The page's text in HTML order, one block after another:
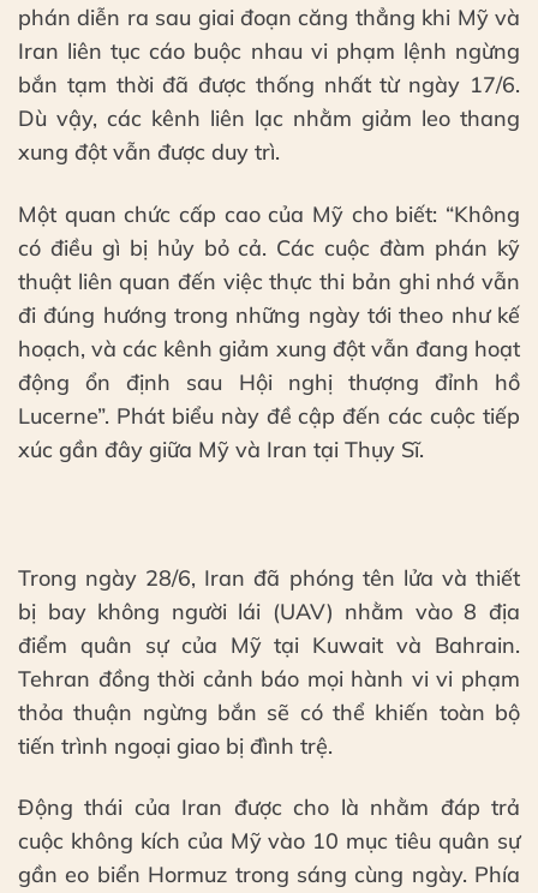
phán diễn ra sau giai đoạn căng thẳng khi Mỹ và
Iran liên tục cáo buộc nhau vi phạm lệnh ngừng
bắn tạm thời đã được thống nhất từ ngày 17/6.
Dù vậy, các kênh liên lạc nhằm giảm leo thang
xung đột vẫn được duy trì.
Một quan chức cấp cao của Mỹ cho biết: “Không
có điều gì bị hủy bỏ cả. Các cuộc đàm phán kỹ
thuật liên quan đến việc thực thi bản ghi nhớ vẫn
đi đúng hướng trong những ngày tới theo như kế
hoạch, và các kênh giảm xung đột vẫn đang hoạt
động ổn định sau Hội nghị thượng đỉnh hồ
Lucerne”. Phát biểu này đề cập đến các cuộc tiếp
xúc gần đây giữa Mỹ và Iran tại Thụy Sĩ.
Trong ngày 28/6, Iran đã phóng tên lửa và thiết
bị bay không người lái (UAV) nhằm vào 8 địa
điểm quân sự của Mỹ tại Kuwait và Bahrain.
Tehran đồng thời cảnh báo mọi hành vi vi phạm
thỏa thuận ngừng bắn sẽ có thể khiến toàn bộ
tiến trình ngoại giao bị đình trệ.
Động thái của Iran được cho là nhằm đáp trả
cuộc không kích của Mỹ vào 10 mục tiêu quân sự
gần eo biển Hormuz trong sáng cùng ngày. Phía